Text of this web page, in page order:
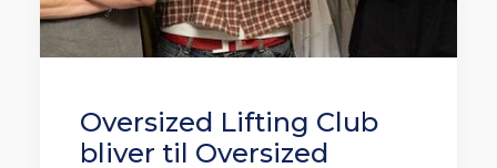
Oversized Lifting Club
bliver til Oversized